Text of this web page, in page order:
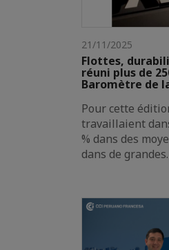
21/11/2025
Flottes,
réuni plus de
Baromètre de
Pour cette
travaillaient
% dans des
dans de